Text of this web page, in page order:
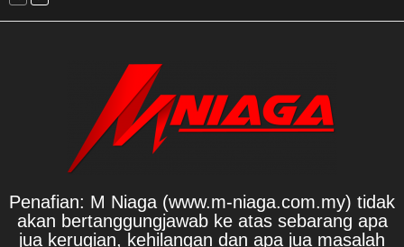
Penafian: M Niaga (www.m-niaga.com.my) tidak
akan bertanggungjawab ke atas sebarang apa
jua kerugian, kehilangan dan apa jua masalah